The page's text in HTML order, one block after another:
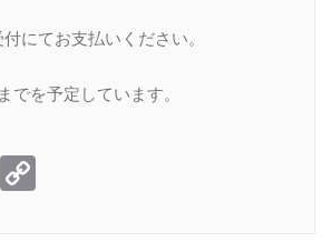
にてお支払いください。
でを予定しています。
Line